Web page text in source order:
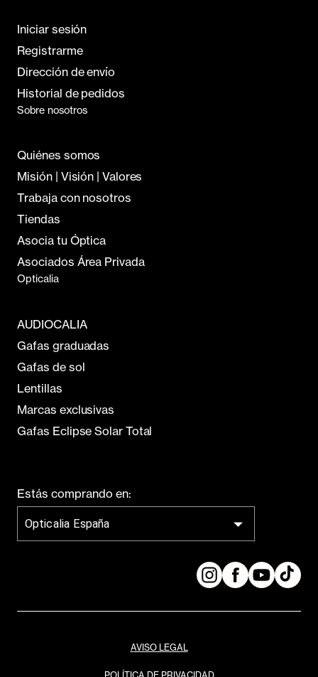
Iniciar sesión
Registrarme
Dirección de envío
Historial de pedidos
Sobre nosotros
Quiénes somos
Misión | Visión | Valores
Trabaja con nosotros
Tiendas
Asocia tu Óptica
Asociados Área Privada
Opticalia
AUDIOCALIA
Gafas graduadas
Gafas de sol
Lentillas
Marcas exclusivas
Gafas Eclipse Solar Total
Estás comprando en:
Opticalia España
AVISO LEGAL